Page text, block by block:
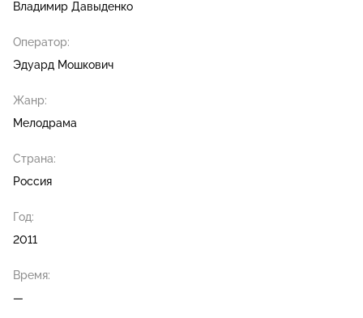
Владимир Давыденко
Оператор:
Эдуард Мошкович
Жанр:
Мелодрама
Страна:
Россия
Год:
2011
Время:
—